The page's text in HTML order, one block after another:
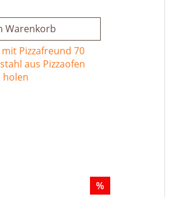
Warenkorb
%